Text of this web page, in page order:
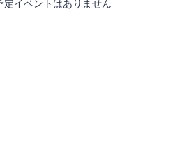
定イベントはありません